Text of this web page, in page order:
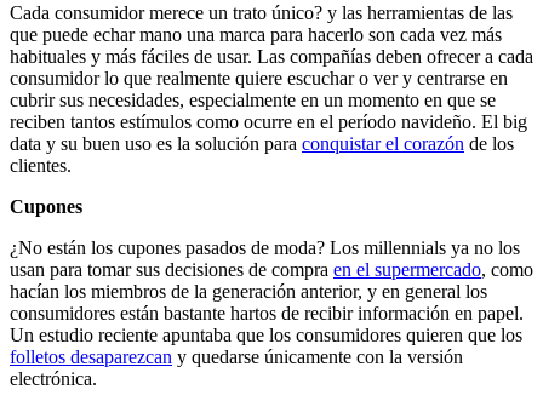
Cada consumidor merece un trato único? y las herramientas de las
que puede echar mano una marca para hacerlo son cada vez más
habituales y más fáciles de usar. Las compañías deben ofrecer a cada
consumidor lo que realmente quiere escuchar o ver y centrarse en
cubrir sus necesidades, especialmente en un momento en que se
reciben tantos estímulos como ocurre en el período navideño. El big
data y su buen uso es la solución para conquistar el corazón de los
clientes.
Cupones
¿No están los cupones pasados de moda? Los millennials ya no los
usan para tomar sus decisiones de compra en el supermercado, como
hacían los miembros de la generación anterior, y en general los
consumidores están bastante hartos de recibir información en papel.
Un estudio reciente apuntaba que los consumidores quieren que los
folletos desaparezcan y quedarse únicamente con la versión
electrónica.